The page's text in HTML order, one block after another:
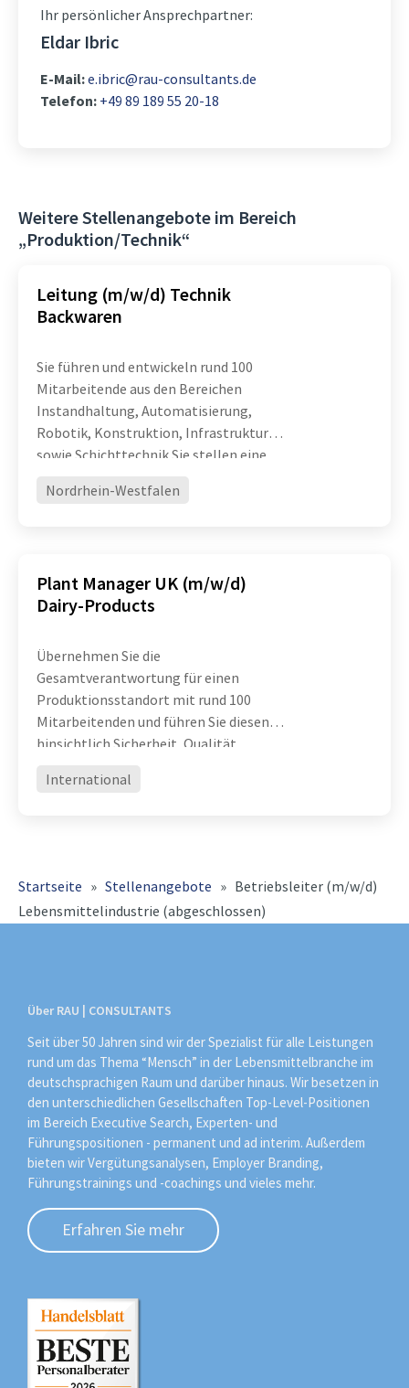
Ihr persönlicher Ansprechpartner:
Eldar Ibric
E-Mail:e.ibric@rau-consultants.de
Telefon: +49 89 189 55 20-18
Weitere Stellenangebote im Bereich
„Produktion/Technik“
Leitung (m/w/d) Technik
Backwaren
Sie führen und entwickeln rund 100
Mitarbeitende aus den Bereichen
Instandhaltung, Automatisierung,
Robotik, Konstruktion, Infrastruktur
sowie Schichttechnik Sie stellen eine
Leistungsfähigkeit komplexer
Nordrhein-Westfalen
Plant Manager UK (m/w/d)
Dairy-Products
Übernehmen Sie die
Gesamtverantwortung für einen
Produktionsstandort mit rund 100
Mitarbeitenden und führen Sie diesen
hinsichtlich Sicherheit, Qualität,
erfolgreich weiter Entwickeln Sie
International
Startseite » Stellenangebote » Betriebsleiter (m/w/d)
Lebensmittelindustrie (abgeschlossen)
Über RAU | CONSULTANTS
Seit über 50 Jahren sind wir der Spezialist für alle Leistungen
rund um das Thema “Mensch” in der Lebensmittelbranche im
deutschsprachigen Raum und darüber hinaus. Wir besetzen in
den unterschiedlichen Gesellschaften Top-Level-Positionen
im Bereich Executive Search, Experten- und
Führungspositionen - permanent und ad interim. Außerdem
bieten wir Vergütungsanalysen, Employer Branding,
Führungstrainings und -coachings und vieles mehr.
Erfahren Sie mehr